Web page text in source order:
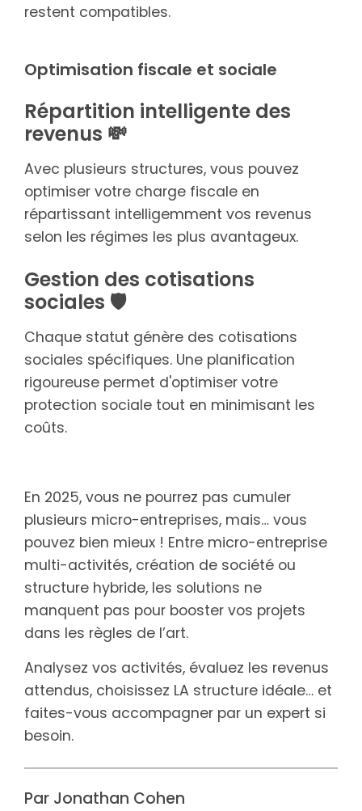
restent compatibles.
Optimisation fiscale et sociale
Répartition intelligente des
revenus 💸
Avec plusieurs structures, vous pouvez
optimiser votre charge fiscale en
répartissant intelligemment vos revenus
selon les régimes les plus avantageux.
Gestion des cotisations
sociales 🛡️
Chaque statut génère des cotisations
sociales spécifiques. Une planification
rigoureuse permet d'optimiser votre
protection sociale tout en minimisant les
coûts.
En 2025, vous ne pourrez pas cumuler
plusieurs micro-entreprises, mais… vous
pouvez bien mieux ! Entre micro-entreprise
multi-activités, création de société ou
structure hybride, les solutions ne
manquent pas pour booster vos projets
dans les règles de l’art.
Analysez vos activités, évaluez les revenus
attendus, choisissez LA structure idéale… et
faites-vous accompagner par un expert si
besoin.
Par Jonathan Cohen